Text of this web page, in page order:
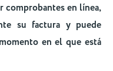
comprobantes en línea,
su factura y puede
en el que está